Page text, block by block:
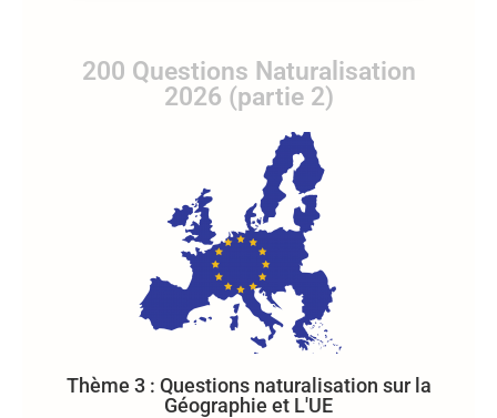
200 Questions Naturalisation
2026 (partie 2)
Thème 3 : Questions naturalisation sur la
Géographie et L'UE